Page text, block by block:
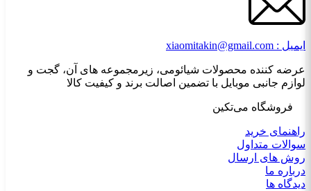
ایمیل : xiaomitakin@gmail.com
عرضه کننده محصولات شیائومی، زیرمجموعه های آن، گجت و
لوازم جانبی موبایل با تضمین اصالت برند و کیفیت کالا
فروشگاه می‌تکین
راهنمای خرید
سوالات متداول
روش های ارسال
درباره ما
دیدگاه ها